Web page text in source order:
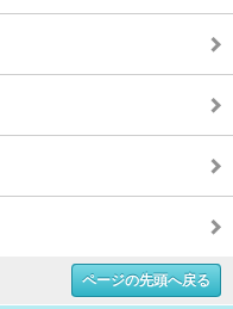
ページの先頭へ戻る